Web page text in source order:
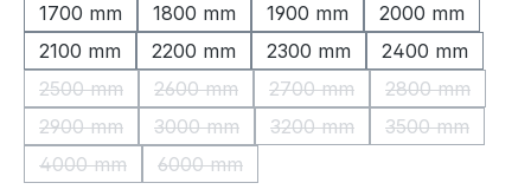
1700 mm
1800 mm 1900 mm
2000 mm
2100 mm
2200 mm 2300 mm
2400 mm
2500 mm
(Diese Option ist zurzeit nicht verfügbar.)
2600 mm
(Diese Option ist zurzeit nicht verfügbar.)
2700 mm
(Diese Option ist zurzeit
2800 mm
(Diese
2900 mm
(Diese Option ist zurzeit nicht verfügbar.)
3000 mm
(Diese Option ist zurzeit nicht verfügbar.)
3200 mm
(Diese Option ist zurzeit
3500 mm
(Diese
4000 mm
(Diese Option ist zurzeit nicht verfügbar.)
6000 mm
(Diese Option ist zurzeit nicht verfügbar.)